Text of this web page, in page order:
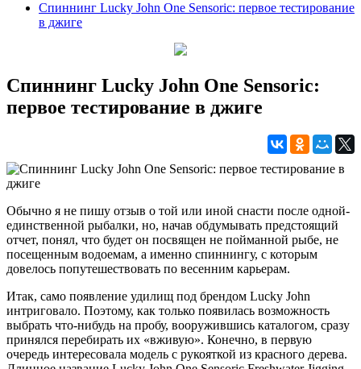
Спиннинг Lucky John One Sensoric: первое тестирование
в джиге
Спиннинг Lucky John One Sensoric:
первое тестирование в джиге
Обычно я не пишу отзыв о той или иной снасти после одной-
единственной рыбалки, но, начав обдумывать предстоящий
отчет, понял, что будет он посвящен не пойманной рыбе, не
посещенным водоемам, а именно спиннингу, с которым
довелось попутешествовать по весенним карьерам.
Итак, само появление удилищ под брендом Lucky John
интриговало. Поэтому, как только появилась возможность
выбрать что-нибудь на пробу, вооружившись каталогом, сразу
принялся перебирать их «вживую». Конечно, в первую
очередь интересовала модель с рукояткой из красного дерева.